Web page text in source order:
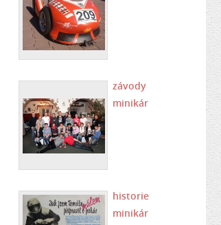
závody
minikár
historie
minikár